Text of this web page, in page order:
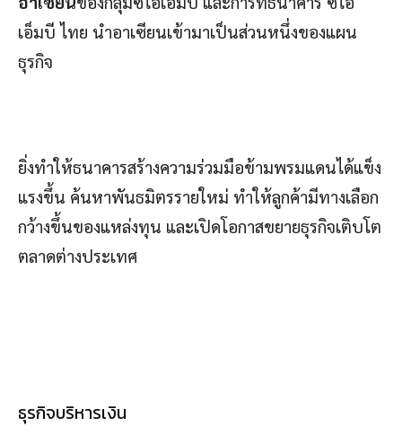
เอ็มบี ไทย นำอาเซียนเข้ามาเป็นส่วนหนึ่งของแผน
ธุรกิจ
ยิ่งทำให้ธนาคารสร้างความร่วมมือข้ามพรมแดนได้แข็ง
แรงขึ้น ค้นหาพันธมิตรรายใหม่ ทำให้ลูกค้ามีทางเลือก
กว้างขึ้นของแหล่งทุน และเปิดโอกาสขยายธุรกิจเติบโต
ตลาดต่างประเทศ
ธุรกิจบริหารเงิน